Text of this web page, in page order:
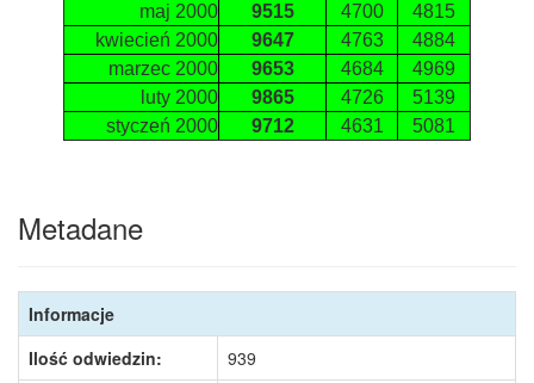
maj 2000
9515 4700
4815
kwiecień 2000
9647 4763
4884
marzec 2000
9653 4684
4969
luty 2000
9865 4726
5139
styczeń 2000
9712 4631 5081
Metadane
Informacje
Ilość odwiedzin:
939